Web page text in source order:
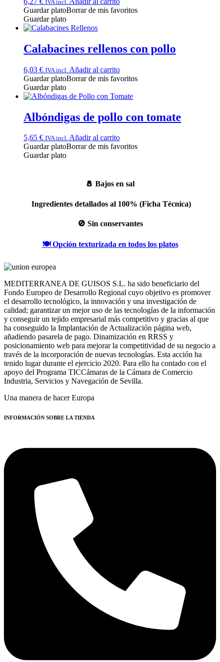
IVA incl.
Guardar platoBorrar de mis favoritos
Guardar plato
Calabacines rellenos con pollo
6,03 € IVA incl. Añadir al carrito
Guardar platoBorrar de mis favoritos
Guardar plato
Albóndigas de pollo con tomate
5,65 € IVA incl. Añadir al carrito
Guardar platoBorrar de mis favoritos
Guardar plato
🧂 Bajos en sal
Ingredientes detallados al 100% (Ficha Técnica)
🚫 Sin conservantes
🍽️Opción texturizada en todos los platos
MEDITERRANEA DE GUISOS S.L. ha sido beneficiario del
Fondo Europeo de Desarrollo Regional cuyo objetivo es promover
el desarrollo tecnológico, la innovación y una investigación de
calidad; garantizar un mejor uso de las tecnologías de la información
y conseguir un tejido empresarial más competitivo y gracias al que
ha conseguido la Implantación de Actualización página web,
añadiendo pasarela de pago. Dinamización en RRSS y
posicionamiento web para mejorar la competitividad de su negocio a
través de la incorporación de nuevas tecnologías. Esta acción ha
tenido lugar durante el ejercicio 2020. Para ello ha contado con el
apoyo del Programa TICCámaras de la Cámara de Comercio
Industria, Servicios y Navegación de Sevilla.
Una manera de hacer Europa
INFORMACIÓN SOBRE LA TIENDA